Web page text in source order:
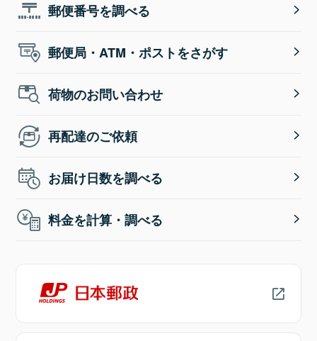
郵便番号を調べる
郵便局・ATM・ポストをさがす
荷物のお問い合わせ
再配達のご依頼
お届け日数を調べる
料金を計算・調べる